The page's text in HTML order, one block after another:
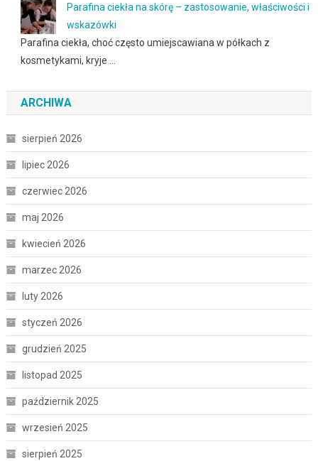
Parafina ciekła na skórę – zastosowanie, właściwości i
wskazówki
Parafina ciekła, choć często umiejscawiana w półkach z
kosmetykami, kryje …
ARCHIWA
sierpień 2026
lipiec 2026
czerwiec 2026
maj 2026
kwiecień 2026
marzec 2026
luty 2026
styczeń 2026
grudzień 2025
listopad 2025
październik 2025
wrzesień 2025
sierpień 2025